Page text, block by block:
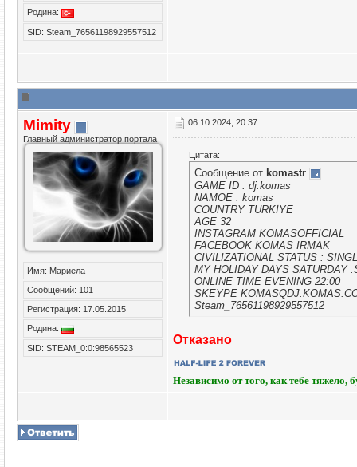
Родина:
SID: Steam_76561198929557512
Mimity
Главный администратор портала
Имя: Мариела
Сообщений: 101
Регистрация: 17.05.2015
Родина:
SID: STEAM_0:0:98565523
06.10.2024, 20:37
Цитата:
Сообщение от komastr
GAME ID : dj.komas
NAMÖE : komas
COUNTRY TURKİYE
AGE 32
INSTAGRAM KOMASOFFICIAL
FACEBOOK KOMAS IRMAK
CIVILIZATIONAL STATUS :
MY HOLIDAY DAYS SATURDAY
ONLINE TIME EVENING 22:00
SKEYPE
Steam_76561198929557512
Отказано
Независимо от того, как тебе тяжело,